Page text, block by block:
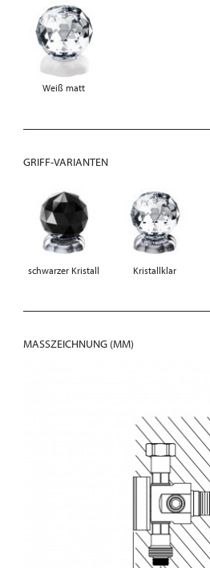
Weiß matt
GRIFF-VARIANTEN
schwarzer Kristall Kristallklar
MASSZEICHNUNG (MM)